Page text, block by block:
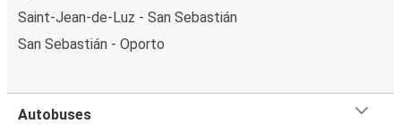
Saint-Jean-de-Luz - San Sebastián
San Sebastián - Oporto
Autobuses